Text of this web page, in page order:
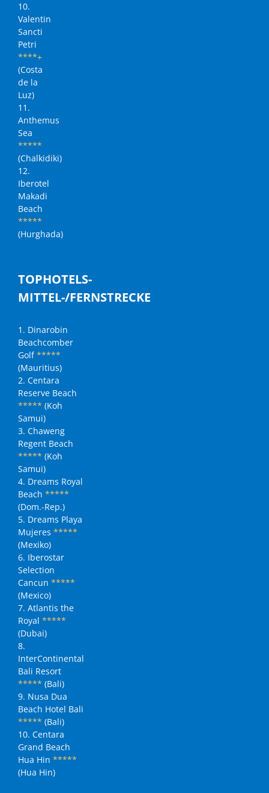
10.
Valentin
Sancti
Petri
****+
(Costa
de la
Luz)
11.
Anthemus
Sea
*****
(Chalkidiki)
12.
Iberotel
Makadi
Beach
*****
(Hurghada)
TOPHOTELS-
MITTEL-/FERNSTRECKE
1. Dinarobin
Beachcomber
Golf*****
(Mauritius)
2. Centara
Reserve Beach
***** (Koh
Samui)
3. Chaweng
Regent Beach
***** (Koh
Samui)
4. Dreams Royal
Beach *****
(Dom.-Rep.)
5. Dreams Playa
Mujeres *****
(Mexiko)
6. Iberostar
Selection
Cancun *****
(Mexico)
7. Atlantis the
Royal *****
(Dubai)
8.
InterContinental
Bali Resort
***** (Bali)
9. Nusa Dua
Beach Hotel Bali
***** (Bali)
10. Centara
Grand Beach
Hua Hin *****
(Hua Hin)